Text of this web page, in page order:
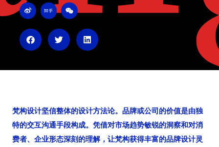
W
e
i
Z
h
i
u
W
e
i
i
n
梵构设计坚信整体的设计方法论。品牌或公司的价值是由独
特的交互沟通手段构成。凭借对市场趋势敏锐的洞察和对消
费者、企业形态深刻的理解，让梵构获得丰富的品牌设计灵